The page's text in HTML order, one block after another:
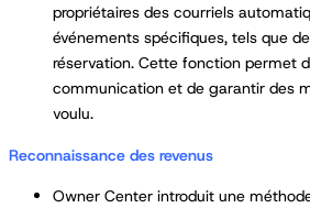
propriétaires des courriels
événements spécifiques, tels que
réservation. Cette fonction permet
communication et de garantir des
voulu.
Reconnaissance des revenus
Owner Center introduit une